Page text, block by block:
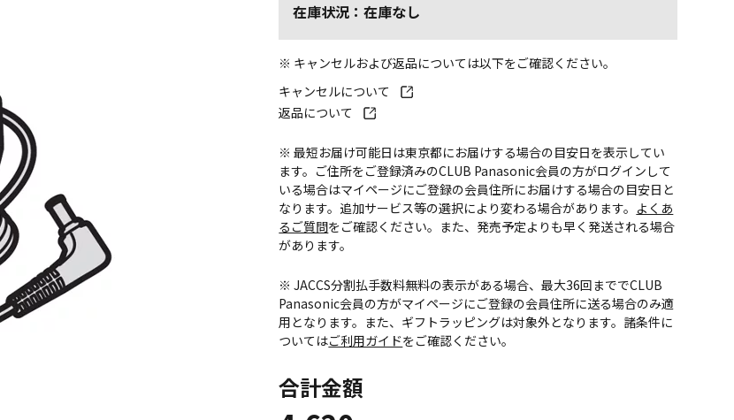
在庫状況：在庫なし
※ キャンセルおよび返品については以下をご確認ください。
キャンセルについて
返品について
※ 最短お届け可能日は東京都にお届けする場合の目安日を表示してい
ます。ご住所をご登録済みのCLUB Panasonic会員の方がログインして
いる場合はマイページにご登録の会員住所にお届けする場合の目安日と
なります。追加サービス等の選択により変わる場合があります。 よくあ
るご質問をご確認ください。また、発売予定よりも早く発送される場合
があります。
※ JACCS分割払手数料無料の表示がある場合、最大36回まででCLUB
Panasonic会員の方がマイページにご登録の会員住所に送る場合のみ適
用となります。また、ギフトラッピングは対象外となります。諸条件に
ついてはご利用ガイドをご確認ください。
合計金額